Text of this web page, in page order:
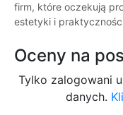
firm, które oczekują
estetyki i
Oceny na
Tylko zalogowani
danych.